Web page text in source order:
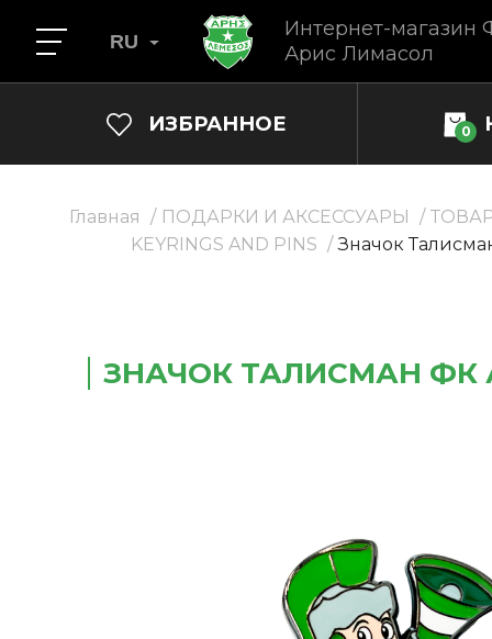
Интернет-магазин
Арис Лимасол
RU
ИЗБРАННОЕ 0
Главная ПОДАРКИ И АКСЕССУАРЫ
KEYRINGS AND PINS
Значок
ЗНАЧОК ТАЛИСМАН ФК